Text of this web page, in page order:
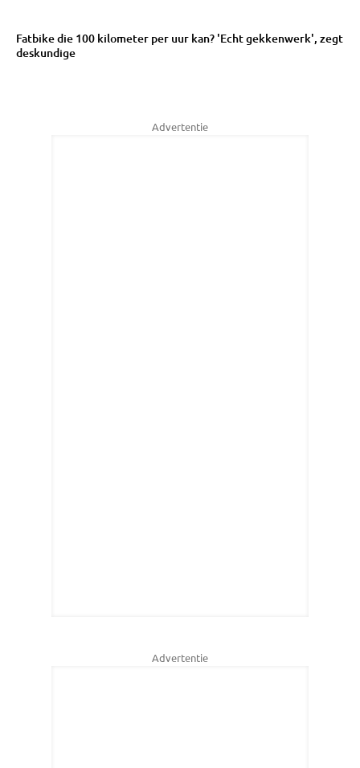
Fatbike die 100 kilometer per uur kan? 'Echt gekkenwerk', zegt
deskundige
Advertentie
Advertentie